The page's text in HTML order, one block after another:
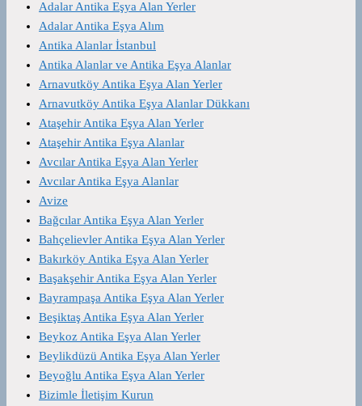
Adalar Antika Eşya Alan Yerler
Adalar Antika Eşya Alım
Antika Alanlar İstanbul
Antika Alanlar ve Antika Eşya Alanlar
Arnavutköy Antika Eşya Alan Yerler
Arnavutköy Antika Eşya Alanlar Dükkanı
Ataşehir Antika Eşya Alan Yerler
Ataşehir Antika Eşya Alanlar
Avcılar Antika Eşya Alan Yerler
Avcılar Antika Eşya Alanlar
Avize
Bağcılar Antika Eşya Alan Yerler
Bahçelievler Antika Eşya Alan Yerler
Bakırköy Antika Eşya Alan Yerler
Başakşehir Antika Eşya Alan Yerler
Bayrampaşa Antika Eşya Alan Yerler
Beşiktaş Antika Eşya Alan Yerler
Beykoz Antika Eşya Alan Yerler
Beylikdüzü Antika Eşya Alan Yerler
Beyoğlu Antika Eşya Alan Yerler
Bizimle İletişim Kurun